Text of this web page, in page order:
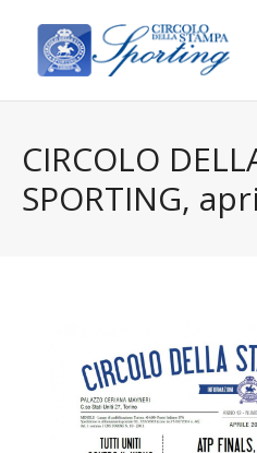
CIRCOLO
SPORTING,